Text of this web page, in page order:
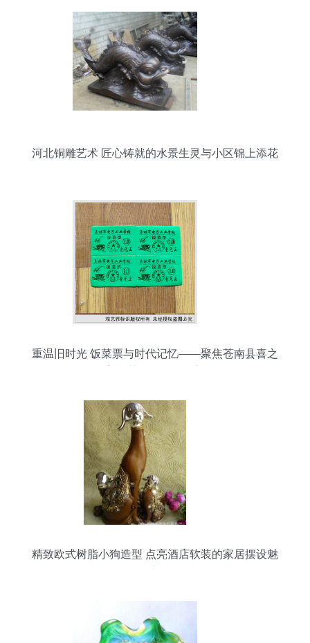
河北铜雕艺术 匠心铸就的水景生灵与小区锦上添花
重温旧时光 饭菜票与时代记忆——聚焦苍南县喜之
精致欧式树脂小狗造型 点亮酒店软装的家居摆设魅